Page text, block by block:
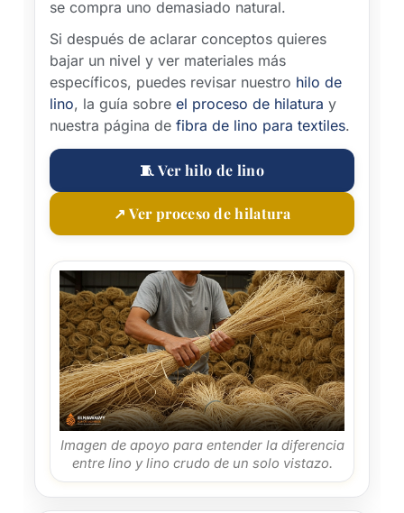
se compra uno demasiado natural.
Si después de aclarar conceptos quieres
bajar un nivel y ver materiales más
específicos, puedes revisar nuestro hilo de
lino, la guía sobre el proceso de hilatura y
nuestra página de fibra de lino para textiles.
🧵 Ver hilo de lino
↗ Ver proceso de hilatura
Imagen de apoyo para entender la diferencia
entre lino y lino crudo de un solo vistazo.